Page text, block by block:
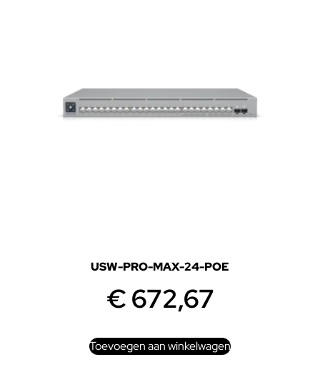
USW-PRO-MAX-24-POE
€672,67
Toevoegen aan winkelwagen